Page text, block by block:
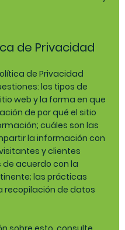
de Privacidad
de Privacidad
los tipos de
web y la forma en que
de por qué el sitio
cuáles son las
la información con
y clientes
de acuerdo con la
las prácticas
recopilación de datos